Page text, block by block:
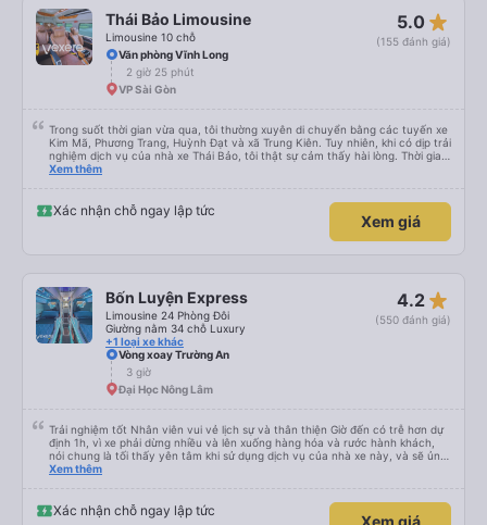
ích trong suốt chuyến đi. Một điểm cộng lớn là dịch vụ đưa đón miễn phí khi
đến nơi; họ chuyển chúng tôi sang một xe buýt nhỏ hơn và đưa chúng tôi
đến tận cửa khách sạn. Tóm lại: Nếu bạn đi tuyến đường này, hãy sử dụng
VeXere và đặt xe limousine MEKO. Dịch vụ tuyệt vời và sự thoải mái thì
không gì sánh bằng!
Thái Bảo Limousine
Limousine 10 chỗ
5.0 star_rate
(155 đánh giá)
Văn phòng Vĩnh Long
2 giờ 25 phút
VP Sài Gòn
Trong suốt thời gian vừa qua, tôi thường xuyên di chuyển bằng các tuyến xe
Kim Mã, Phương Trang, Huỳnh Đạt và xã Trung Kiên. Tuy nhiên, khi có dịp trải
nghiệm dịch vụ của nhà xe Thái Bảo, tôi thật sự cảm thấy hài lòng. Thời gian
di chuyển giữa Sài Gòn và các tỉnh trở nên nhanh chóng, thuận tiện hơn.
Xem thêm
Xác nhận chỗ ngay lập tức
Xem giá
Bốn Luyện Express
Limousine 24 Phòng Đôi
Giường nằm 34 chỗ Luxury
+1 loại xe khác
4.2 star_rate
(550 đánh giá)
Vòng xoay Trường An
3 giờ
Đại Học Nông Lâm
Trải nghiệm tốt Nhân viên vui vẻ lịch sự và thân thiện Giờ đến có trễ hơn dự
định 1h, vì xe phải dừng nhiều và lên xuống hàng hóa và rước hành khách,
nói chung là tối thấy yên tâm khi sử dụng dịch vụ của nhà xe này, và sẽ ủng
hộ và giới thiệu cho người thân sử dụng dịch vụ của nhà xe này
Xem thêm
Xác nhận chỗ ngay lập tức
Xem giá